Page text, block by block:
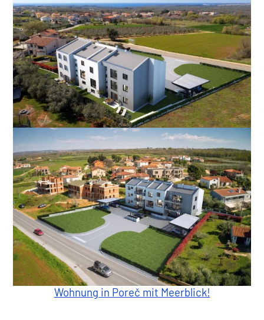
Wohnung in Poreč mit Meerblick!